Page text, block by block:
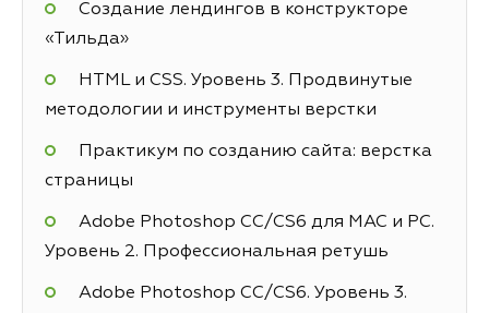
Создание лендингов в конструкторе
«Тильда»
HTML и CSS. Уровень 3. Продвинутые
методологии и инструменты верстки
Практикум по созданию сайта: верстка
страницы
Adobe Photoshop СС/CS6 для MAC и PC.
Уровень 2. Профессиональная ретушь
Adobe Photoshop СС/CS6. Уровень 3.